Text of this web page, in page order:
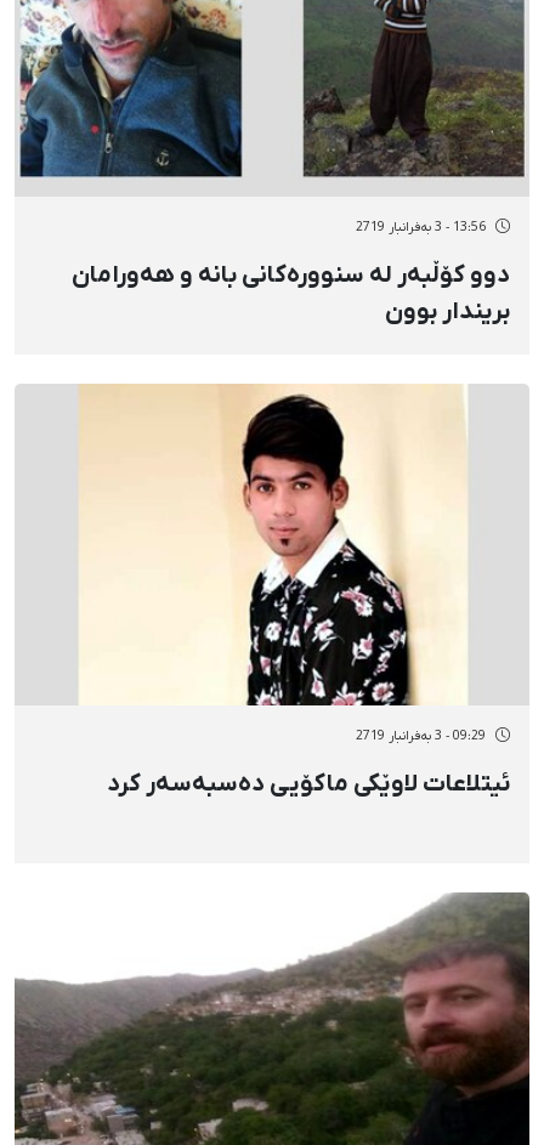
13:56 - 3 بەفرانبار 2719
دوو کۆڵبەر لە سنوورەکانی بانە و هەورامان
بریندار بوون
09:29 - 3 بەفرانبار 2719
ئیتلاعات لاوێکی ماکۆیی دەسبەسەر کرد